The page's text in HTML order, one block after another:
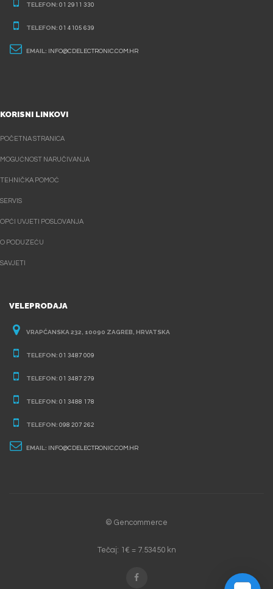
TELEFON: 01 2911 330
TELEFON: 01 4105 639
EMAIL: INFO@CDELECTRONIC.COM.HR
KORISNI LINKOVI
POČETNA STRANICA
MOGUĆNOST NARUČIVANJA
TEHNIČKA POMOĆ
SERVIS
OPĆI UVJETI POSLOVANJA
O PODUZEĆU
SAVJETI
VELEPRODAJA
VRAPĆANSKA 232, 10090 ZAGREB, HRVATSKA
TELEFON: 01 3487 009
TELEFON: 01 3487 279
TELEFON: 01 3488 178
TELEFON: 098 207 262
EMAIL: INFO@CDELECTRONIC.COM.HR
© Gencommerce
Tečaj: 1€ = 7.53450 kn